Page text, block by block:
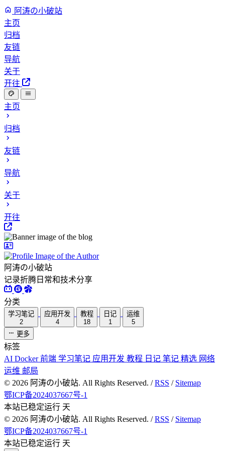
阿涛の小破站
主页
归档
友链
导航
关于
开往
主页
归档
友链
导航
关于
开往
阿涛の小破站
记录折腾日常和技术分享
分类
学习笔记
2
应用开发
4
教程
18
日记
1
运维
5
更多
标签
AI Docker前端 学习笔记 应用开发 教程 日记 笔记 精选 网络
运维 邮局
© 2026 阿涛の小破站. All Rights Reserved. /RSS / Sitemap
鄂ICP备2024037667号-1
本站已稳定运行 天
© 2026 阿涛の小破站. All Rights Reserved. /RSS / Sitemap
鄂ICP备2024037667号-1
本站已稳定运行 天